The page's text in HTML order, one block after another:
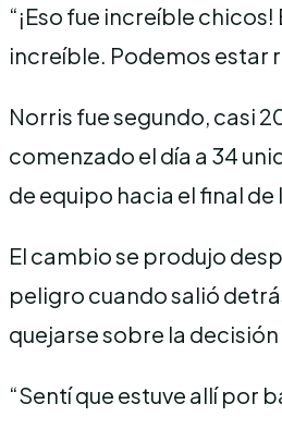
“¡Eso fue increíble
increíble. Podemos estar
Norris fue segundo, casi
comenzado el día a 34
de equipo hacia el final de
El cambio se produjo
peligro cuando salió
quejarse sobre la
“Sentí que estuve allí por